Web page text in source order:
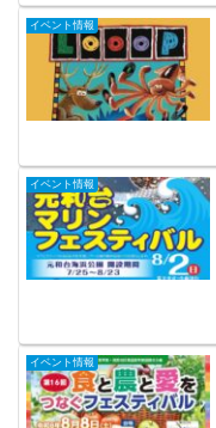
イベント情報
イベント情報
イベント情報